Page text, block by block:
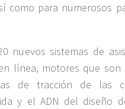
como para numerosos
nuevos sistemas de
línea, motores que son
de tracción de las
y el ADN del diseño